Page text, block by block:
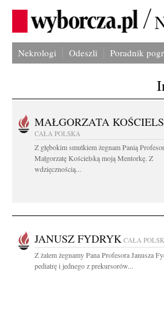
Nekrologi Odeszli Poradnik
MAŁGORZATA
CAŁA POLSKA
Z głębokim smutkiem żegnam Panią Profesor
Małgorzatę Kościelską moją Mentorkę. Z
wdzięcznością...
JANUSZ FYDRYK CAŁA
Z żalem żegnamy Pana Profesora Janusza
pediatrę i jednego z prekursorów...